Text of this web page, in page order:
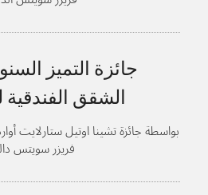
جائزة التميز
الشقق الفندقية
Starlight Awards)
فريزر سويتس